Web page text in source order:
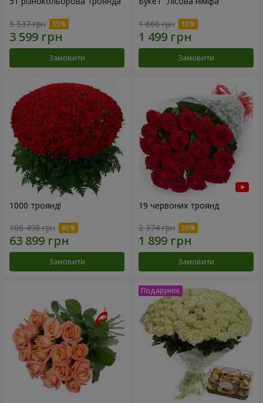
5 537 грн
Замовити
1 666 грн
Замовити
1000 троянд!
106 498 грн
Замовити
19 червоних троянд
2 374 грн
Замовити